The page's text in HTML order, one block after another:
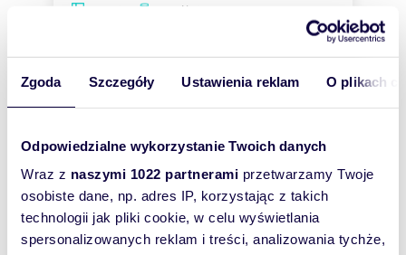
Zgoda Szczegóły Ustawienia reklam O plikach
Odpowiedzialne wykorzystanie Twoich danych
Wraz z naszymi 1022 partnerami przetwarzamy Twoje
osobiste dane, np. adres IP, korzystając z takich
technologii jak pliki cookie, w celu wyświetlania
spersonalizowanych reklam i treści, analizowania tychże,
zł/m
polecam!
560 000 zł
lokal użytkowy Hajnówka, Hajnówka
NOWA CENA !!! Na sprzedaż lub wynajem
nieruchomość komercyjna - hala po byłej rozlewni
napojów, zlokalizowana w centrum Hajnówka...